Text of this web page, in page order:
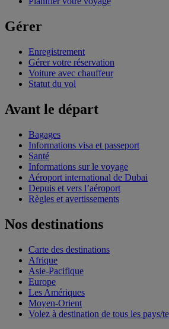
Gérer
Enregistrement
Gérer votre réservation
Voiture avec chauffeur
Statut du vol
Avant le départ
Bagages
Informations visa et passeport
Santé
Informations sur le voyage
Aéroport international de Dubai
Depuis et vers l’aéroport
Règles et avertissements
Nos destinations
Carte des destinations
Afrique
Asie-Pacifique
Europe
Les Amériques
Moyen-Orient
Volez à destination de tous les pays/